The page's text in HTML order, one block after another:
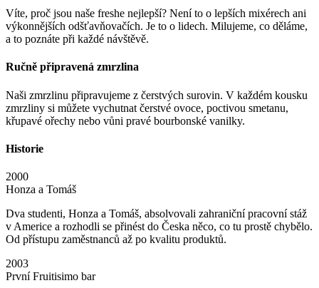
Víte, proč jsou naše freshe nejlepší? Není to o lepších mixérech ani
výkonnějších odšťavňovačích. Je to o lidech. Milujeme, co děláme,
a to poznáte při každé návštěvě.
Ručně připravená zmrzlina
Naši zmrzlinu připravujeme z čerstvých surovin. V každém kousku
zmrzliny si můžete vychutnat čerstvé ovoce, poctivou smetanu,
křupavé ořechy nebo vůni pravé bourbonské vanilky.
Historie
2000
Honza a Tomáš
Dva studenti, Honza a Tomáš, absolvovali zahraniční pracovní stáž
v Americe a rozhodli se přinést do Česka něco, co tu prostě chybělo.
Od přístupu zaměstnanců až po kvalitu produktů.
2003
První Fruitisimo bar